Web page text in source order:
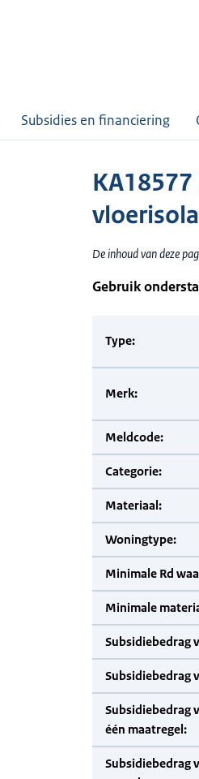
Subsidies en financiering
De inhoud van deze
Gebruik
Type:
Merk:
Meldcode:
Categorie:
Materiaal:
Woningtype:
Minimale Rd
Minimale
Subsidiebedrag
Subsidiebedrag
Subsidiebedrag
één maatregel:
Subsidiebedrag